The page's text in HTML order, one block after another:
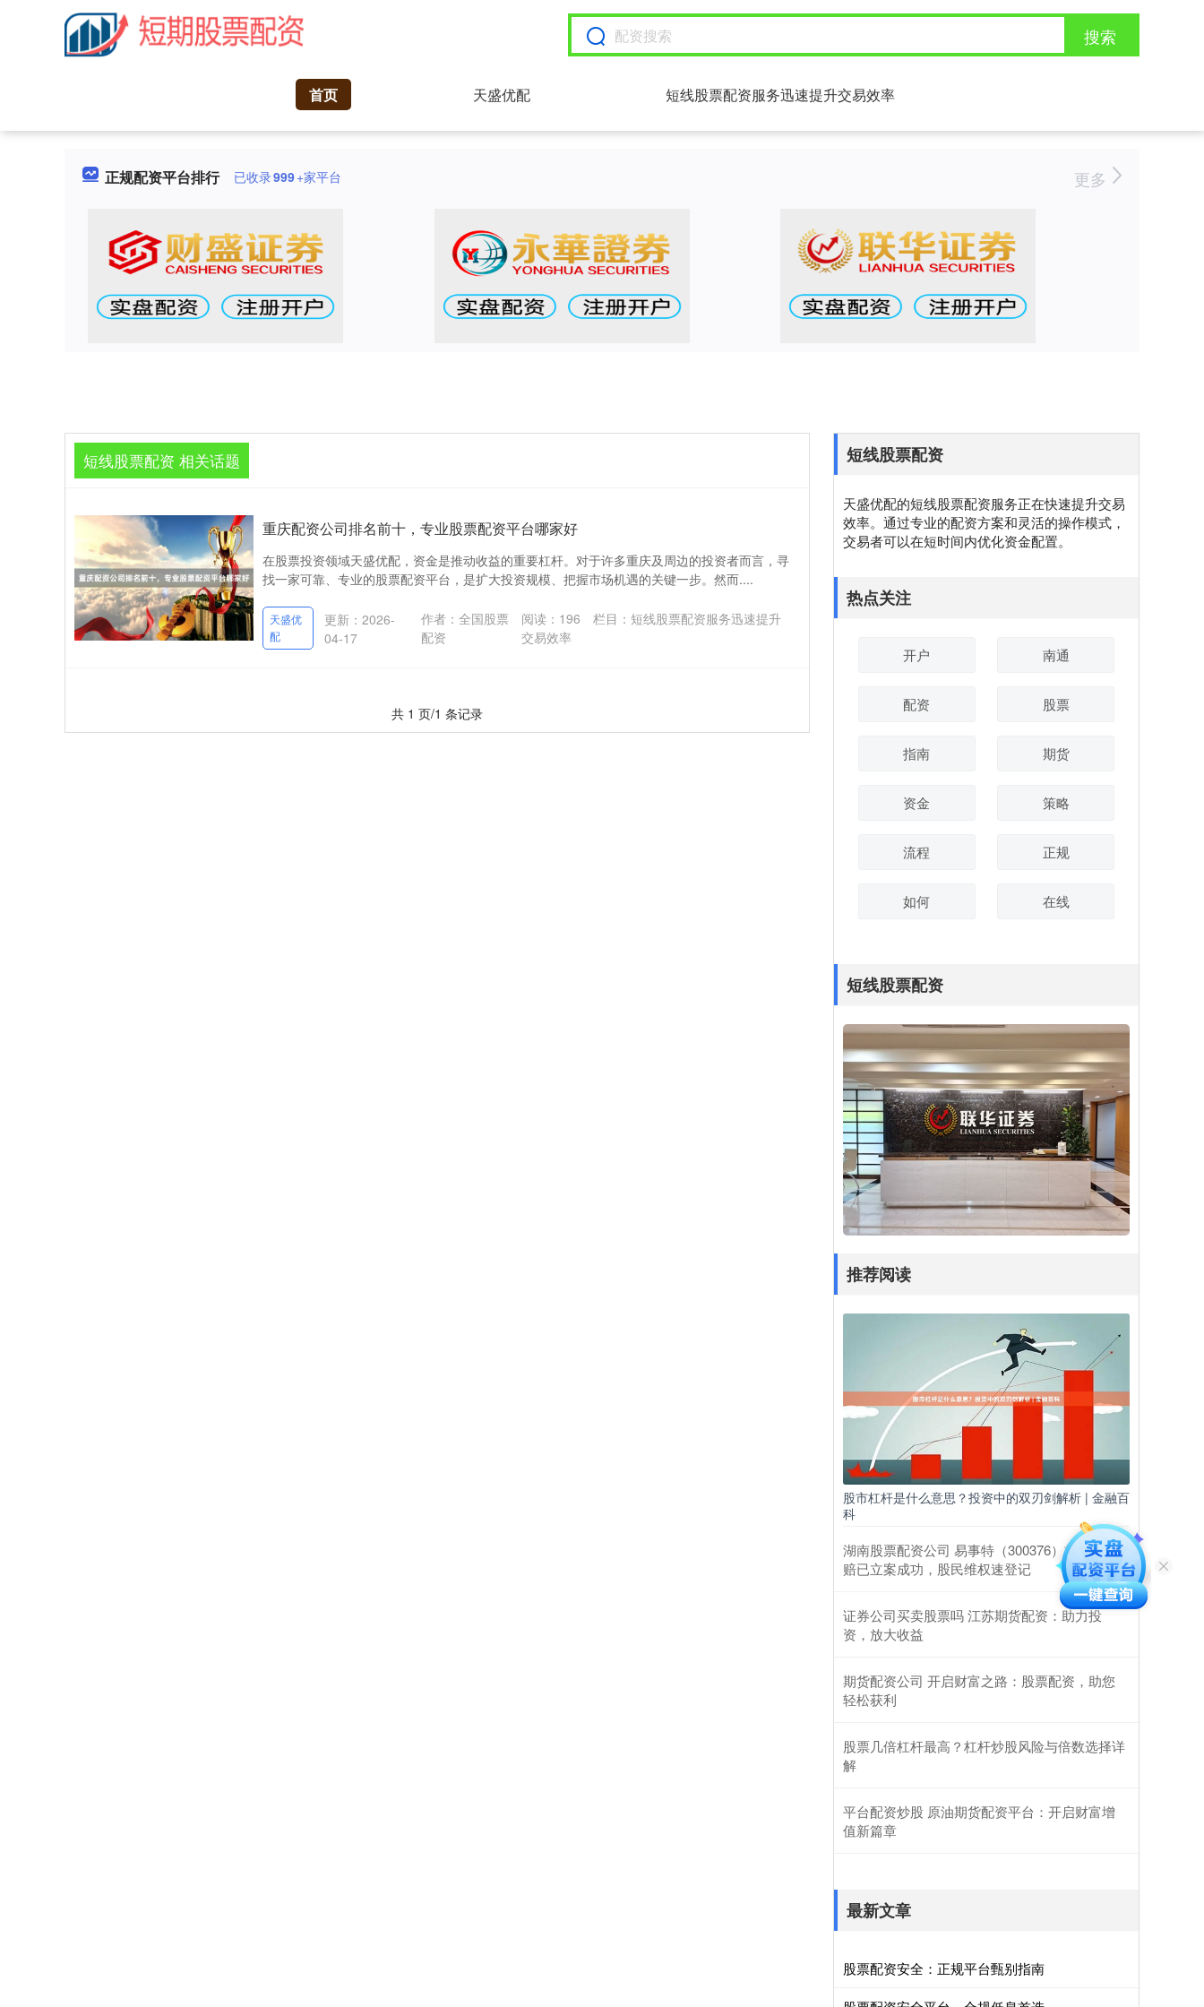
搜索
首页 天盛优配 短线股票配资服务迅速提升交易效率
正规配资平台排行 已收录999+家平台 更多
短线股票配资 相关话题
重庆配资公司排名前十，专业股票配资平台哪家好
在股票投资领域天盛优配，资金是推动收益的重要杠杆。对于许多重庆及周边的投资者而言，寻
找一家可靠、专业的股票配资平台，是扩大投资规模、把握市场机遇的关键一步。然而....
天盛优
配
更新：2026-
04-17
作者：全国股票
配资
阅读： 196 栏目： 短线股票配资服务迅速提升
交易效率
共 1 页/1 条记录
短线股票配资
天盛优配的短线股票配资服务正在快速提升交易
效率。通过专业的配资方案和灵活的操作模式，
交易者可以在短时间内优化资金配置。
热点关注
开户 南通
配资 股票
指南 期货
资金 策略
流程 正规
如何 在线
短线股票配资
推荐阅读
股市杠杆是什么意思？投资中的双刃剑解析 | 金融百
科
湖南股票配资公司 易事特（300376）投资者索
赔已立案成功，股民维权速登记
证券公司买卖股票吗 江苏期货配资：助力投
资，放大收益
期货配资公司 开启财富之路：股票配资，助您
轻松获利
股票几倍杠杆最高？杠杆炒股风险与倍数选择详
解
平台配资炒股 原油期货配资平台：开启财富增
值新篇章
最新文章
股票配资安全：正规平台甄别指南